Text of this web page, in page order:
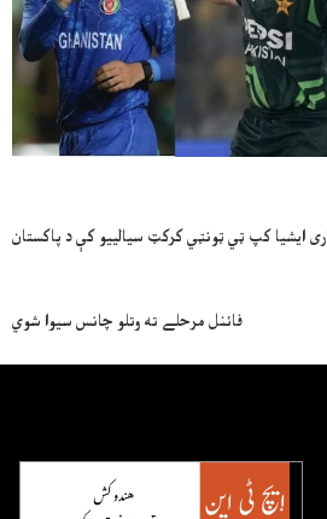
ایشیا کپ ټي ټونټي کرکټ سیالییو کې د پاکستان
فائنل مرحلے ته وتلو چانس سيوا شوي